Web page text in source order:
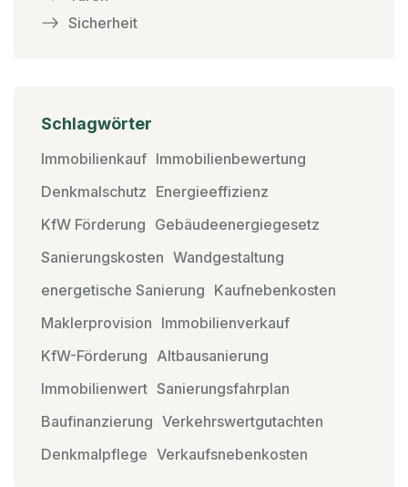
Sicherheit
Schlagwörter
Immobilienkauf Immobilienbewertung
Denkmalschutz Energieeffizienz
KfW Förderung Gebäudeenergiegesetz
Sanierungskosten Wandgestaltung
energetische Sanierung Kaufnebenkosten
Maklerprovision Immobilienverkauf
KfW-Förderung Altbausanierung
Immobilienwert Sanierungsfahrplan
Baufinanzierung Verkehrswertgutachten
Denkmalpflege Verkaufsnebenkosten